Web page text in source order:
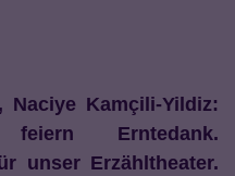
Naciye Kamçili-Yildiz:
Erntedank.
unser Erzähltheater.